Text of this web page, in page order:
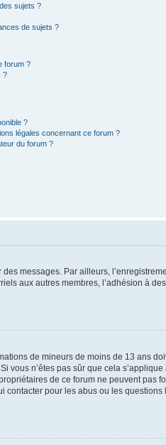
sujets ?
de sujets ?
forum ?
?
?
légales concernant ce forum ?
du forum ?
messages. Par ailleurs,
aux autres membres, l’adhésion à
de mineurs de moins de 13 ans
vous n’êtes pas sûr que cela
de ce forum ne peuvent pas
contacter pour les abus ou les questions